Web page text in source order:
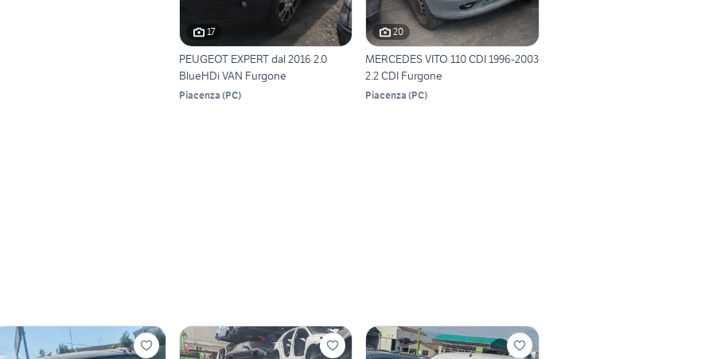
17
PEUGEOT EXPERT dal 2016 2.0
BlueHDi VAN Furgone
Piacenza (PC)
20
MERCEDES VITO 110 CDI 1996-2003
2.2 CDI Furgone
Piacenza (PC)